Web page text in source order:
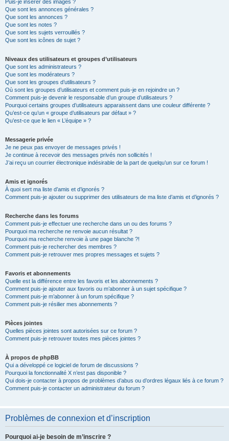
Puis-je insérer des images ?
Que sont les annonces générales ?
Que sont les annonces ?
Que sont les notes ?
Que sont les sujets verrouillés ?
Que sont les icônes de sujet ?
Niveaux des utilisateurs et groupes d’utilisateurs
Que sont les administrateurs ?
Que sont les modérateurs ?
Que sont les groupes d’utilisateurs ?
Où sont les groupes d’utilisateurs et comment puis-je en rejoindre un ?
Comment puis-je devenir le responsable d’un groupe d’utilisateurs ?
Pourquoi certains groupes d’utilisateurs apparaissent dans une couleur différente ?
Qu’est-ce qu’un « groupe d’utilisateurs par défaut » ?
Qu’est-ce que le lien « L’équipe » ?
Messagerie privée
Je ne peux pas envoyer de messages privés !
Je continue à recevoir des messages privés non sollicités !
J’ai reçu un courrier électronique indésirable de la part de quelqu’un sur ce forum !
Amis et ignorés
À quoi sert ma liste d’amis et d’ignorés ?
Comment puis-je ajouter ou supprimer des utilisateurs de ma liste d’amis et d’ignorés ?
Recherche dans les forums
Comment puis-je effectuer une recherche dans un ou des forums ?
Pourquoi ma recherche ne renvoie aucun résultat ?
Pourquoi ma recherche renvoie à une page blanche ?!
Comment puis-je rechercher des membres ?
Comment puis-je retrouver mes propres messages et sujets ?
Favoris et abonnements
Quelle est la différence entre les favoris et les abonnements ?
Comment puis-je ajouter aux favoris ou m’abonner à un sujet spécifique ?
Comment puis-je m’abonner à un forum spécifique ?
Comment puis-je résilier mes abonnements ?
Pièces jointes
Quelles pièces jointes sont autorisées sur ce forum ?
Comment puis-je retrouver toutes mes pièces jointes ?
À propos de phpBB
Qui a développé ce logiciel de forum de discussions ?
Pourquoi la fonctionnalité X n’est pas disponible ?
Qui dois-je contacter à propos de problèmes d’abus ou d’ordres légaux liés à ce forum ?
Comment puis-je contacter un administrateur du forum ?
Problèmes de connexion et d’inscription
Pourquoi ai-je besoin de m’inscrire ?